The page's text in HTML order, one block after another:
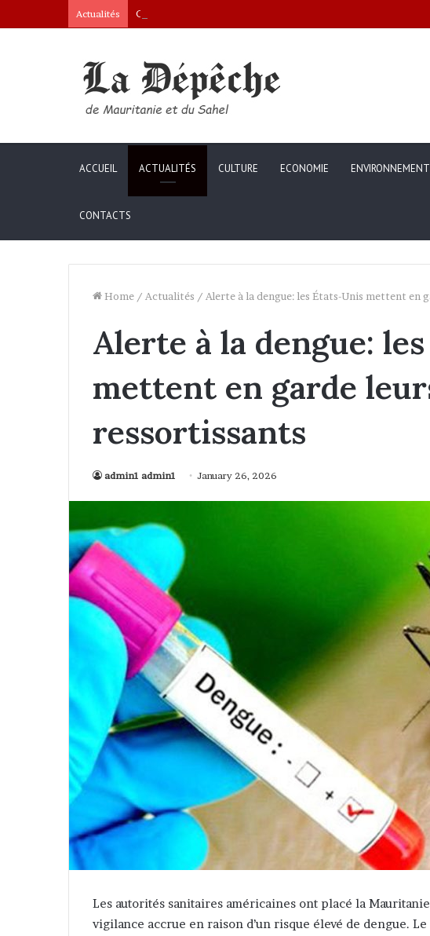
Actualités Conseil des ministres : présentation d’une communication
ACCUEIL ACTUALITÉS CULTURE ECONOMIE ENVIRONNEMENT
CONTACTS
Home / Actualités / Alerte à la dengue: les États-Unis mettent en
Alerte à la dengue:
mettent en garde
ressortissants
admin1 admin1 January 26, 2026
Les autorités sanitaires américaines ont placé la
vigilance accrue en raison d’un risque élevé de dengue.